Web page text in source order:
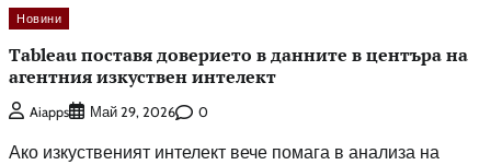
Новини
Tableau поставя доверието в данните в центъра на
агентния изкуствен интелект
Aiapps Май 29, 2026 0
Ако изкуственият интелект вече помага в анализа на